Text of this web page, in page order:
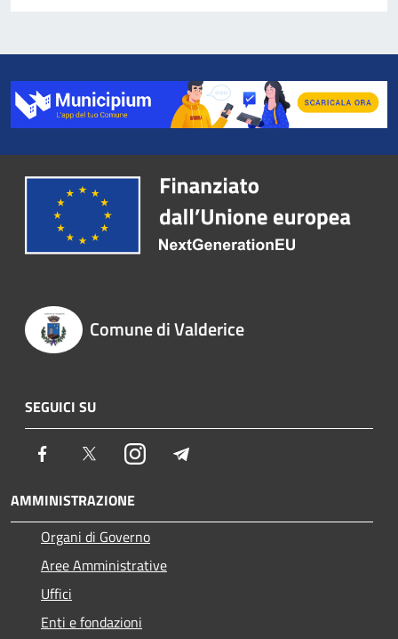
Comune di Valderice
SEGUICI SU
Facebook TwitterInstagram
AMMINISTRAZIONE
Organi di Governo
Aree Amministrative
Uffici
Enti e fondazioni